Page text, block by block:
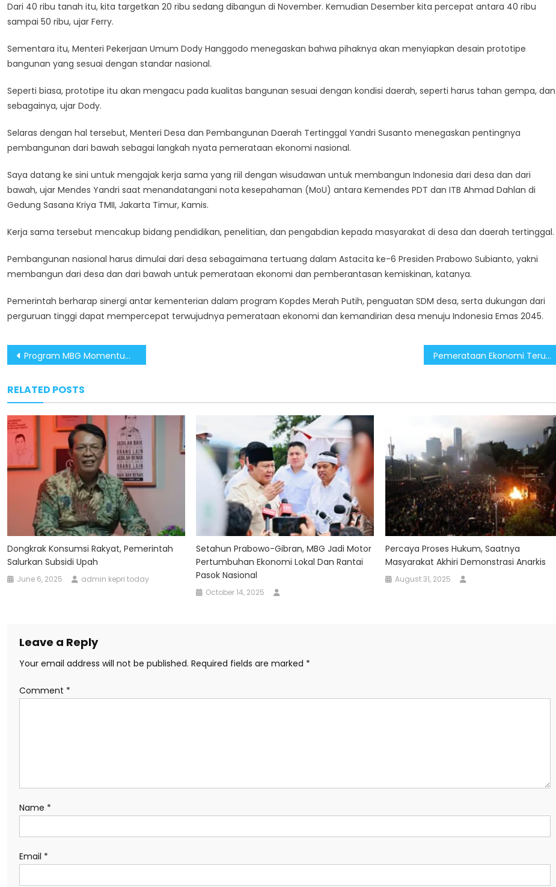
Dari 40 ribu tanah itu, kita targetkan 20 ribu sedang dibangun di November. Kemudian Desember kita percepat antara 40 ribu
sampai 50 ribu, ujar Ferry.
Sementara itu, Menteri Pekerjaan Umum Dody Hanggodo menegaskan bahwa pihaknya akan menyiapkan desain prototipe
bangunan yang sesuai dengan standar nasional.
Seperti biasa, prototipe itu akan mengacu pada kualitas bangunan sesuai dengan kondisi daerah, seperti harus tahan gempa, dan
sebagainya, ujar Dody.
Selaras dengan hal tersebut, Menteri Desa dan Pembangunan Daerah Tertinggal Yandri Susanto menegaskan pentingnya
pembangunan dari bawah sebagai langkah nyata pemerataan ekonomi nasional.
Saya datang ke sini untuk mengajak kerja sama yang riil dengan wisudawan untuk membangun Indonesia dari desa dan dari
bawah, ujar Mendes Yandri saat menandatangani nota kesepahaman (MoU) antara Kemendes PDT dan ITB Ahmad Dahlan di
Gedung Sasana Kriya TMII, Jakarta Timur, Kamis.
Kerja sama tersebut mencakup bidang pendidikan, penelitian, dan pengabdian kepada masyarakat di desa dan daerah tertinggal.
Pembangunan nasional harus dimulai dari desa sebagaimana tertuang dalam Astacita ke-6 Presiden Prabowo Subianto, yakni
membangun dari desa dan dari bawah untuk pemerataan ekonomi dan pemberantasan kemiskinan, katanya.
Pemerintah berharap sinergi antar kementerian dalam program Kopdes Merah Putih, penguatan SDM desa, serta dukungan dari
perguruan tinggi dapat mempercepat terwujudnya pemerataan ekonomi dan kemandirian desa menuju Indonesia Emas 2045.
Post
Program MBG Momentum Percepat Pemerataan Ekonomi dan Kualitas Gizi di Wilayah Terpencil Pemerataan Ekonomi Terus Tumbuh melalui Kopdes Merah Putih
RELATED POSTS
Dongkrak Konsumsi Rakyat, Pemerintah
Salurkan Subsidi Upah
June 6, 2025 admin kepri today
Setahun Prabowo-Gibran, MBG Jadi Motor
Pertumbuhan Ekonomi Lokal Dan Rantai
Pasok Nasional
October 14, 2025
Percaya Proses Hukum, Saatnya
Masyarakat Akhiri Demonstrasi Anarkis
August 31, 2025
Leave a Reply
Your email address will not be published. Required fields are marked *
Comment *
Name *
Email *